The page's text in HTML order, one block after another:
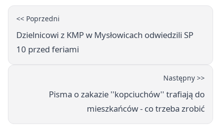
<< Poprzedni
Dzielnicowi z KMP w Mysłowicach odwiedzili SP
10 przed feriami
Następny >>
Pisma o zakazie ''kopciuchów'' trafiają do
mieszkańców - co trzeba zrobić